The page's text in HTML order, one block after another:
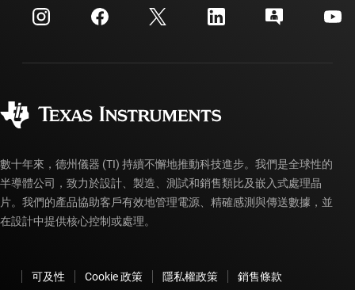
投資人關系
客戶支援中心
myTI 帳戶常見問題解答
訂購 FAQ
數十年來，德州儀器 (TI) 持續不懈地推動科技進步。我們是全球性的
半導體公司，致力於設計、製造、測試和銷售類比及嵌入式處理晶
片。我們的產品協助客戶有效地管理電源、精確感測與傳送數據，並
在設計中提供核心控制或處理。
可及性 Cookie 政策 隱私權政策
銷售條款